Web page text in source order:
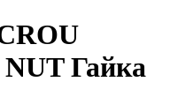
Гайка